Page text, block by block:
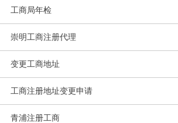
工商局年检
崇明工商注册代理
变更工商地址
工商注册地址变更申请
青浦注册工商